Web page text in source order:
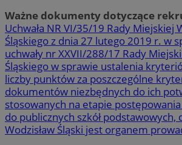
Ważne dokumenty dotyczące
Uchwała NR VI/35/19 Rady Miejskiej
Śląskiego z dnia 27 lutego 2019 r. w
uchwały nr XXVII/288/17 Rady
Śląskiego w sprawie ustalenia
liczby punktów za poszczególne
dokumentów niezbędnych do ich
stosowanych na etapie
do publicznych szkół
Wodzisław Śląski jest organem